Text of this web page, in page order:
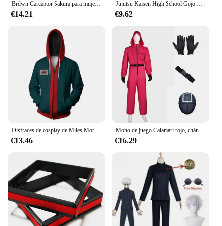
Brdwn Carcaptor Sakura para mujer, disfraz de Cosplay Sakura Kinomoto, combate, uniforme, delantal, vestido (vestido + sombrero)
€14.21
Jujutsu Kaisen High School Gojo Satoru disfraz de Cosplay para hombres y mujeres, camisa, pantalones, peluca, uniforme de Halloween, conjuntos completos
€9.62
Disfraces de cosplay de Miles Morales para hombres, chaqueta con cremallera con impresión 3D, sudaderas con capucha de anime, sudaderas con capucha verdes, ropa de Halloween
€13.46
Mono de juego Calamari rojo, chándal de fiesta para Cosplay, accesorios, juego de rol, disfraz clásico de cinturón de TV coreano, conjunto de máscara completa
€16.29